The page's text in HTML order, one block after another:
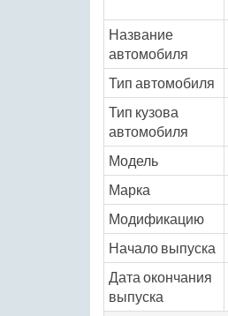
Название
автомобиля
Тип автомобиля
Тип кузова
автомобиля
Модель
Марка
Модификацию
Начало выпуска
Дата окончания
выпуска